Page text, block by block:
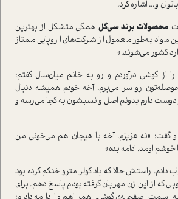
و... اشاره کرد.
محصولات برند سی‌گلهمگی متشکل از بهترین
مواد به‌طور معمول از شرکت‌های اروپایی ممتاز
کشور می‌شوند.»
از گوشی درآوردم و رو به خانم میان‌سال گفتم:
رو سر می‌برم. آخه خودم همیشه دنبال
دارم بدونم اصل و نسبشون به کجا می‌رسه و
و گفت: «نه عزیزم. آخه با هیجان هم می‌خونی من
اومد. ادامه بده»
دادم. راستش حالا که باد کولر مترو خنکم کرده بود
از این زن مهربان گرفته بودم پاسخ دهم. برای